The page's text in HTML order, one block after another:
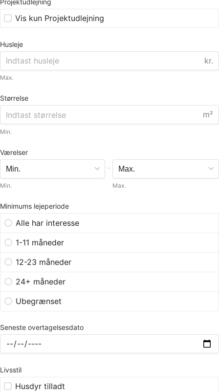
Projektudlejning
Vis kun Projektudlejning
Husleje
kr.
Max.
Størrelse
m²
Min.
Værelser
Min.
-
Max.
Minimums lejeperiode
Alle har interesse
1-11 måneder
12-23 måneder
24+ måneder
Ubegrænset
Seneste overtagelsesdato
Livsstil
Husdyr tilladt